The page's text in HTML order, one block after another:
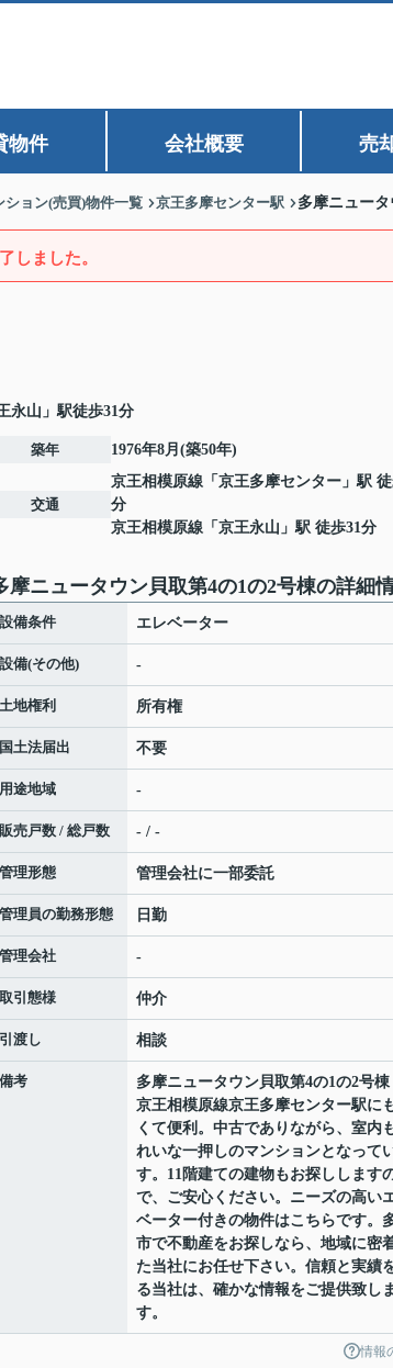
物件 会社概要 売
ション(売買)物件一覧 京王多摩センター駅 多摩ニュー
しました。
永山」駅徒歩31分
築年 1976年8月(築50年)
交通
京王相模原線 「 京王多摩センター 」駅
分
京王相模原線 「 京王永山 」駅 徒歩31分
摩ニュータウン貝取第4の1の2号棟の詳細
設備条件 エレベーター
設備(その他) -
土地権利 所有権
国土法届出 不要
用途地域 -
販売戸数 / 総戸数 - / -
管理形態 管理会社に一部委託
管理員の勤務形態 日勤
管理会社 -
取引態様 仲介
引渡し 相談
備考
多摩ニュータウン貝取第4の1の2号棟
京王相模原線京王多摩センター駅に
くて便利。中古でありながら、室内
れいな一押しのマンションとなって
す。11階建ての建物もお探しします
で、ご安心ください。ニーズの高い
ベーター付きの物件はこちらです。
市で不動産をお探しなら、地域に密
た当社にお任せ下さい。信頼と実績
る当社は、確かな情報をご提供致し
す。
情報